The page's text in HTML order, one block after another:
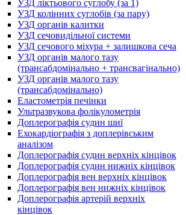
УЗД ліктьового суглобу (за 1)
УЗД колінних суглобів (за пару)
УЗД органів калитки
УЗД сечовидільної системи
УЗД сечового міхура + залишкова сеча
УЗД органів малого тазу
(трансабдомінально + трансвагінально)
УЗД органів малого тазу
(трансабдомінально)
Еластометрія печінки
Ультразвукова фолікулометрія
Доплерографія судин шиї
Ехокардіографія з доплерівським
аналізом
Доплерографія судин верхніх кінцівок
Доплерографія судин нижніх кінцівок
Доплерографія вен верхніх кінцівок
Доплерографія вен нижніх кінцівок
Доплерографія артерій верхніх
кінцівок